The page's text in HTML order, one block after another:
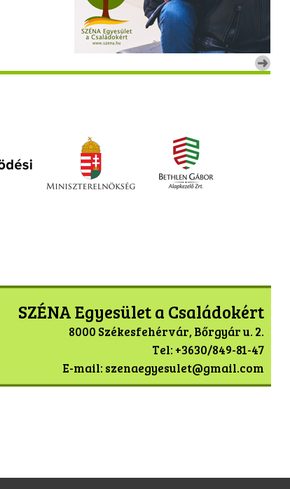
SZÉNA Egyesület a Családokért
8000 Székesfehérvár, Bőrgyár u. 2.
Tel: +3630/849-81-47
E-mail: szenaegyesulet@gmail.com